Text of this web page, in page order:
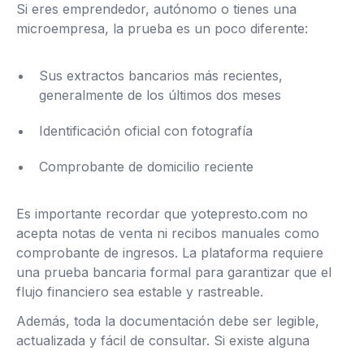
Si eres emprendedor, autónomo o tienes una
microempresa, la prueba es un poco diferente:
Sus extractos bancarios más recientes,
generalmente de los últimos dos meses
Identificación oficial con fotografía
Comprobante de domicilio reciente
Es importante recordar que yotepresto.com no
acepta notas de venta ni recibos manuales como
comprobante de ingresos. La plataforma requiere
una prueba bancaria formal para garantizar que el
flujo financiero sea estable y rastreable.
Además, toda la documentación debe ser legible,
actualizada y fácil de consultar. Si existe alguna